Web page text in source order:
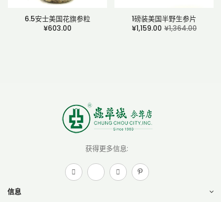
6.5安士美国花旗参粒
¥603.00
1磅装美国半野生参片
¥1,159.00 ¥1,364.00
信息
获得更多信息: